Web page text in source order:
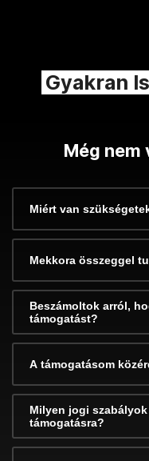
Gyakran
Még
Miért van
Mekkora összeggel
Beszámoltok arról,
támogatást?
A támogatásom
Milyen jogi
támogatásra?